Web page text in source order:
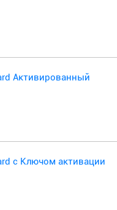
Активированный
с Ключом активации